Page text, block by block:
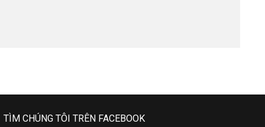
TÌM CHÚNG TÔI TRÊN FACEBOOK